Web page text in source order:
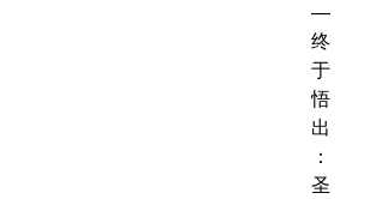
—
终
于
悟
出
：
圣